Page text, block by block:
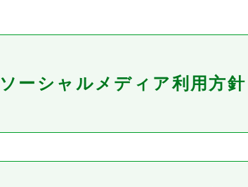
ソーシャルメディア利用方針